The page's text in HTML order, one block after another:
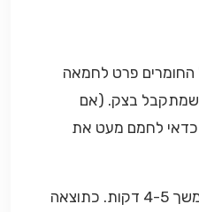
החומרים פרט לחמאה
שמתקבל בצק. (אם
כדאי לחמם מעט את
2. לשים את הבצק היטב במשך 4-5 דקות. כתוצאה